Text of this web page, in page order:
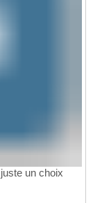
un choix